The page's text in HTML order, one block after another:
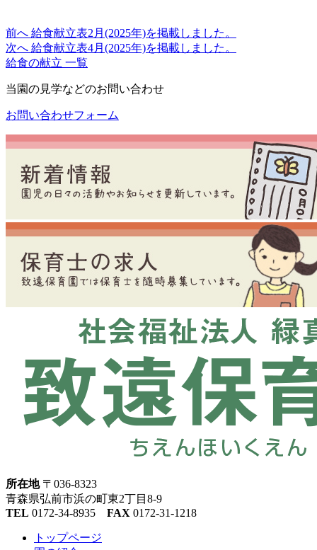
前へ 給食献立表2月(2025年)を掲載しました。
次へ 給食献立表4月(2025年)を掲載しました。
給食の献立 一覧
当園の見学などのお問い合わせ
お問い合わせフォーム
所在地〒036-8323
青森県弘前市浜の町東2丁目8-9
TEL 0172-34-8935 FAX 0172-31-1218
トップページ